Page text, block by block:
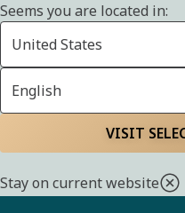
Seems you are located in:
United States
English
VISIT
Stay on current website
Kallelse